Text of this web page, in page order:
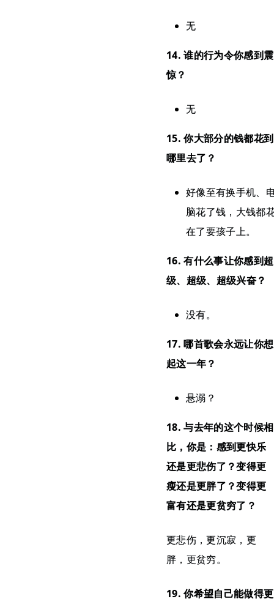
无
14. 谁的行为令你感到震
惊？
无
15. 你大部分的钱都花到
哪里去了？
好像至有换手机、
脑花了钱，大钱都
在了要孩子上。
16. 有什么事让你感到超
级、超级、超级兴奋？
没有。
17. 哪首歌会永远让你想
起这一年？
悬溺？
18. 与去年的这个时候相
比，你是：感到更快乐
还是更悲伤了？变得更
瘦还是更胖了？变得更
富有还是更贫穷了？
更悲伤，更沉寂，更
胖，更贫穷。
19. 你希望自己能做得更